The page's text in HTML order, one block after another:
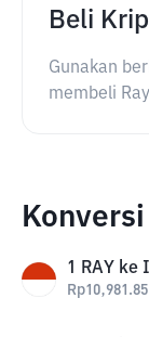
Beli
Gunakan
membeli
1 RAY ke
Rp10,981.85